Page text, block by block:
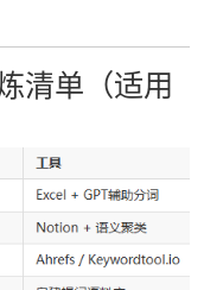
清单（适用